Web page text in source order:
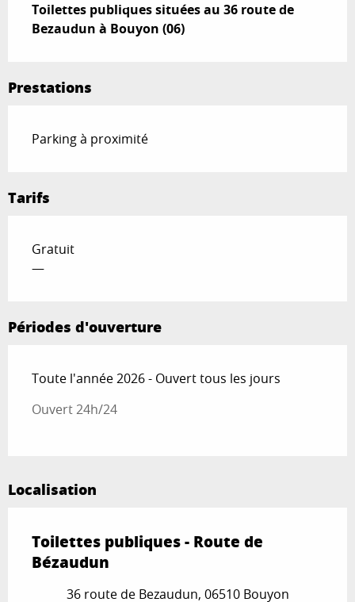
Toilettes publiques situées au 36 route de
Bezaudun à Bouyon (06)
Prestations
Parking à proximité
Tarifs
Gratuit
—
Périodes d'ouverture
Toute l'année 2026 - Ouvert tous les jours
Ouvert 24h/24
Localisation
Toilettes publiques - Route de
Bézaudun
36 route de Bezaudun, 06510 Bouyon